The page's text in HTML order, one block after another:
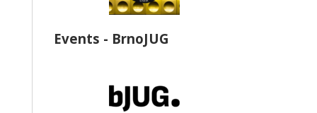
Events - BrnoJUG